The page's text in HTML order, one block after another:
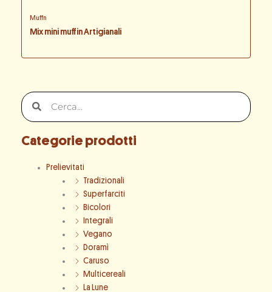
Cerca
Categorie prodotti
Prelievitati
Tradizionali
Superfarciti
Bicolori
Integrali
Vegano
Doramì
Caruso
Multicereali
La Lune
Muffn
Mix mini muffin Artigianali